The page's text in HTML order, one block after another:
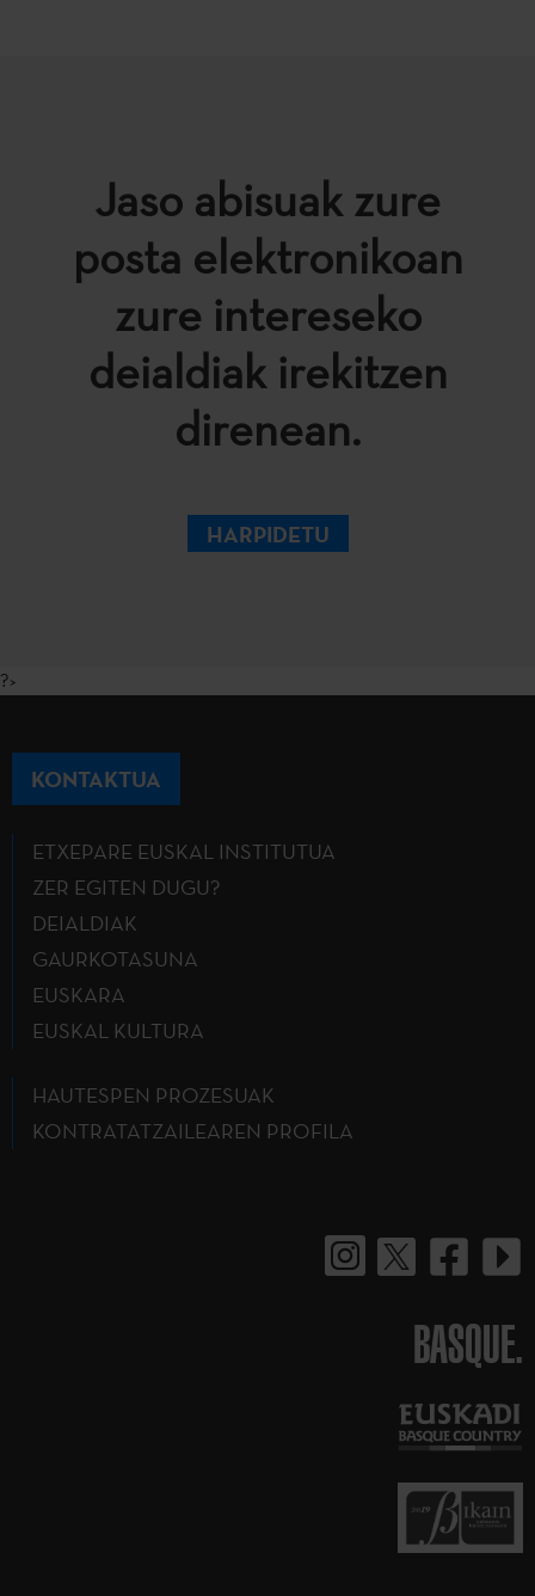
Jaso abisuak zure
posta elektronikoan
zure intereseko
deialdiak irekitzen
direnean.
HARPIDETU
?>
KONTAKTUA
ETXEPARE EUSKAL INSTITUTUA
ZER EGITEN DUGU?
DEIALDIAK
GAURKOTASUNA
EUSKARA
EUSKAL KULTURA
HAUTESPEN PROZESUAK
KONTRATATZAILEAREN PROFILA
BASQUE.